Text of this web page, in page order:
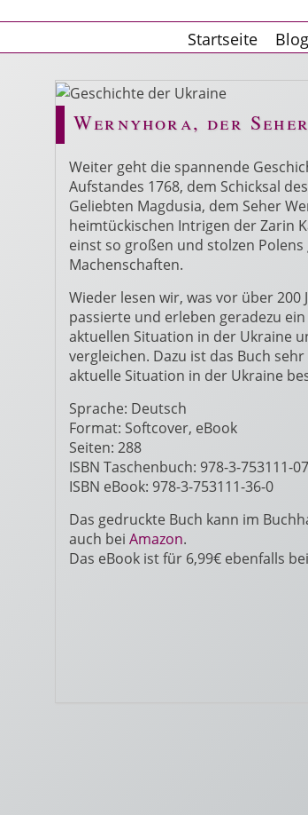
Startseite Blog
Wernyhora, der
Weiter geht die spannende
Aufstandes 1768, dem Schicksal
Geliebten Magdusia, dem Seher
heimtückischen Intrigen der Zarin
einst so großen und stolzen
Machenschaften.
Wieder lesen wir, was vor über
passierte und erleben geradezu
aktuellen Situation in der Ukraine
vergleichen. Dazu ist das Buch
aktuelle Situation in der Ukraine
Sprache: Deutsch
Format: Softcover, eBook
Seiten: 288
ISBN Taschenbuch: 978-3-753111-
ISBN eBook: 978-3-753111-36-0
Das gedruckte Buch kann im
auch bei Amazon.
Das eBook ist für 6,99€ ebenfalls bei